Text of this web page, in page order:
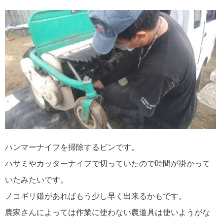
ハンマーナイフを掃除するビンです。
ハサミやカッターナイフで切っていたので時間が掛かって
いたみたいです。
ノコギリ鎌があればもう少し早く出来るかもです。
農家さんによっては作業に使わない農道具は使いようがな